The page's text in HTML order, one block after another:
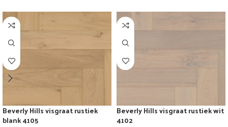
Beverly Hills visgraat rustiek
blank 4105
Beverly Hills visgraat rustiek wit
4102